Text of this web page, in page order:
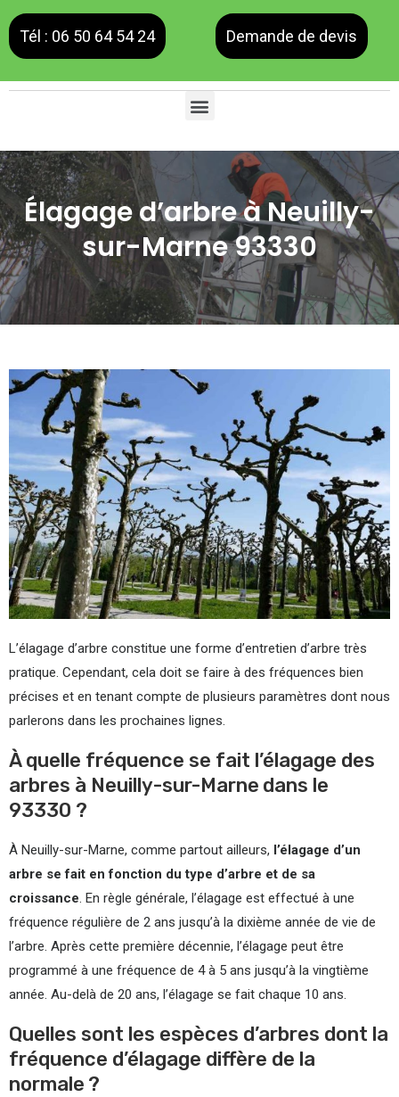
Tél : 06 50 64 54 24 Demande de devis
Élagage d’arbre à Neuilly-
sur-Marne 93330
L’élagage d’arbre constitue une forme d’entretien d’arbre très
pratique. Cependant, cela doit se faire à des fréquences bien
précises et en tenant compte de plusieurs paramètres dont nous
parlerons dans les prochaines lignes.
À quelle fréquence se fait l’élagage des
arbres à Neuilly-sur-Marne dans le
93330 ?
À Neuilly-sur-Marne, comme partout ailleurs, l’élagage d’un
arbre se fait en fonction du type d’arbre et de sa
croissance. En règle générale, l’élagage est effectué à une
fréquence régulière de 2 ans jusqu’à la dixième année de vie de
l’arbre. Après cette première décennie, l’élagage peut être
programmé à une fréquence de 4 à 5 ans jusqu’à la vingtième
année. Au-delà de 20 ans, l’élagage se fait chaque 10 ans.
Quelles sont les espèces d’arbres dont la
fréquence d’élagage diffère de la
normale ?